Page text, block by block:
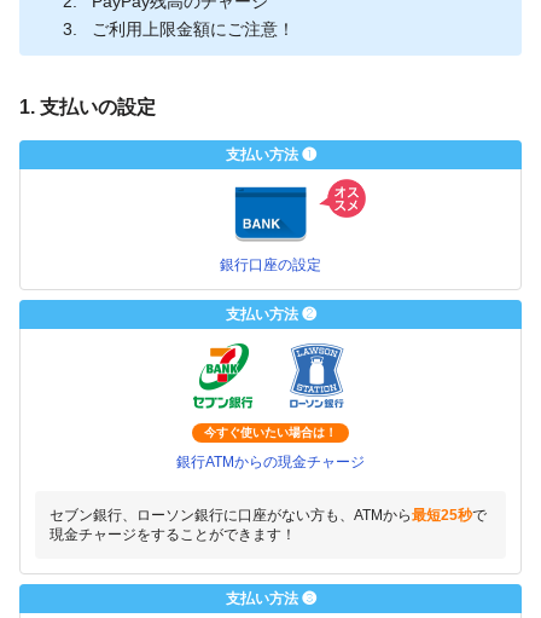
ご利用上限金額にご注意！
1. 支払いの設定
支払い方法 ❶
銀行口座の設定
支払い方法 ❷
今すぐ使いたい場合は！
銀行ATMからの現金チャージ
セブン銀行、ローソン銀行に口座がない方も、ATMから最短25秒で
現金チャージをすることができます！
支払い方法 ❸